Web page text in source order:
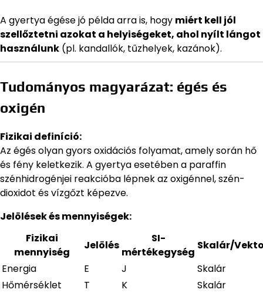
A gyertya égése jó példa arra is, hogy miért kell jól
szellőztetni azokat a helyiségeket, ahol nyílt lángot
használunk (pl. kandallók, tűzhelyek, kazánok).
Tudományos magyarázat: égés és
oxigén
Fizikai definíció:
Az égés olyan gyors oxidációs folyamat, amely során hő
és fény keletkezik. A gyertya esetében a paraffin
szénhidrogénjei reakcióba lépnek az oxigénnel, szén-
dioxidot és vízgőzt képezve.
Jelölések és mennyiségek:
Fizikai
mennyiség
Jelölés
SI-
mértékegység
Skalár/
Energia
E J
Skalár
Hőmérséklet
T K
Skalár